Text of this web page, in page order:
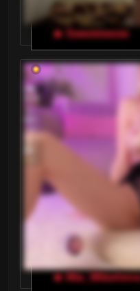
🔥 Sweetmeow
🔥 Mia_Milasheva